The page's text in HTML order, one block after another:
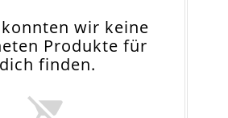
wir keine
Produkte für
dich finden.